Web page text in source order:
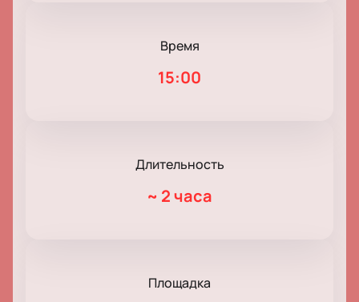
Время
15:00
Длительность
~ 2 часа
Площадка